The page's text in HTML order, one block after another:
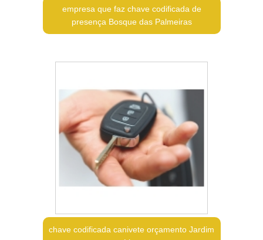
empresa que faz chave codificada de
presença Bosque das Palmeiras
chave codificada canivete orçamento Jardim